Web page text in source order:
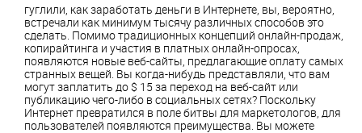
гуглили, как заработать деньги в Интернете, вы, вероятно,
встречали как минимум тысячу различных способов это
сделать. Помимо традиционных концепций онлайн-продаж,
копирайтинга и участия в платных онлайн-опросах,
появляются новые веб-сайты, предлагающие оплату самых
странных вещей. Вы когда-нибудь представляли, что вам
могут заплатить до $ 15 за переход на веб-сайт или
публикацию чего-либо в социальных сетях? Поскольку
Интернет превратился в поле битвы для маркетологов, для
пользователей появляются преимущества. Вы можете